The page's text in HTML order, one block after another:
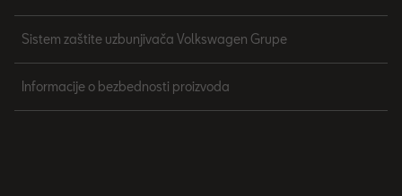
Sistem zaštite uzbunjivača Volkswagen Grupe
Informacije o bezbednosti proizvoda